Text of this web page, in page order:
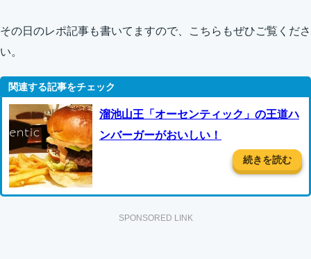
その日のレポ記事も書いてますので、こちらもぜひご覧くださ
い。
溜池山王「オーセンティック」の王道ハ
ンバーガーがおいしい！
続きを読む
SPONSORED LINK